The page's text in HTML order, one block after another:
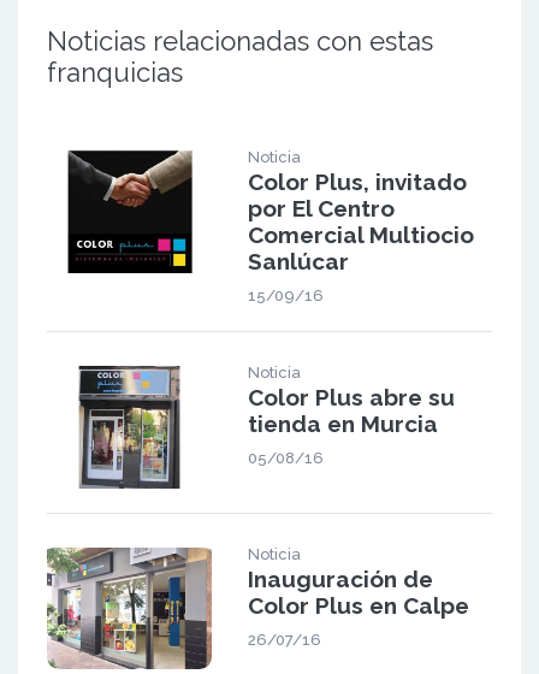
Noticias relacionadas con estas
franquicias
Noticia
Color Plus, invitado
por El Centro
Comercial Multiocio
Sanlúcar
15/09/16
Noticia
Color Plus abre su
tienda en Murcia
05/08/16
Noticia
Inauguración de
Color Plus en Calpe
26/07/16